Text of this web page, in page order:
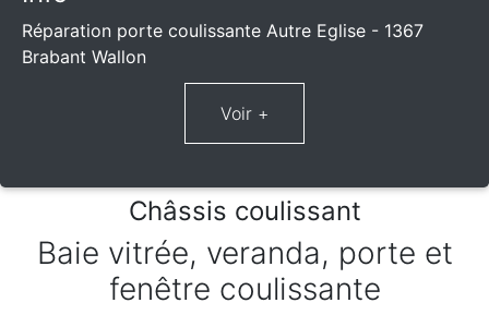
Réparation porte coulissante Autre Eglise - 1367
Brabant Wallon
Châssis coulissant
Baie vitrée, veranda, porte et
fenêtre coulissante